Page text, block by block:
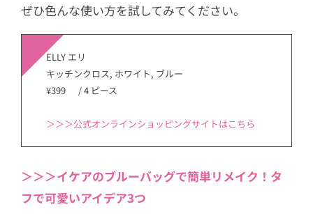
ぜひ色んな使い方を試してみてください。
ELLY エリ
キッチンクロス, ホワイト, ブルー
¥399 / 4 ピース
＞＞＞公式オンラインショッピングサイトはこちら
＞＞＞イケアのブルーバッグで簡単リメイク！タ
フで可愛いアイデア3つ